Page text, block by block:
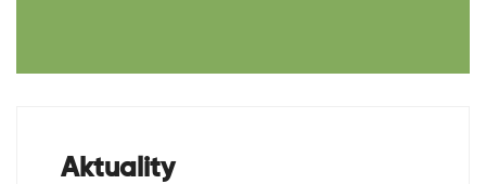
Aktuality